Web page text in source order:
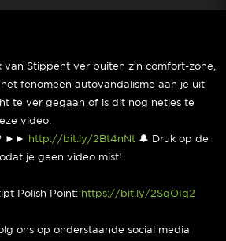
van Stippent ver buiten z’n comfort-zone,
het fenomeen autovandalisme aan je uit
te ver gegaan of is dit nog netjes te
video.
►► http://bit.ly/2Bt4nNt 🔔 Druk op de
je geen video mist!
Polish Point: https://bit.ly/2SqOIq2
ons op onderstaande social media